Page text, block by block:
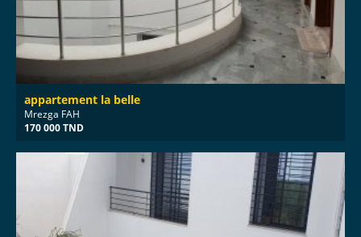
appartement la belle
Mrezga FAH
170 000 TND